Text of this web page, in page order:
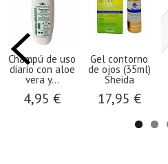
Champú de uso
diario con aloe
vera y...
4,95 €
Gel contorno
de ojos (35ml)
Sheida
17,95 €